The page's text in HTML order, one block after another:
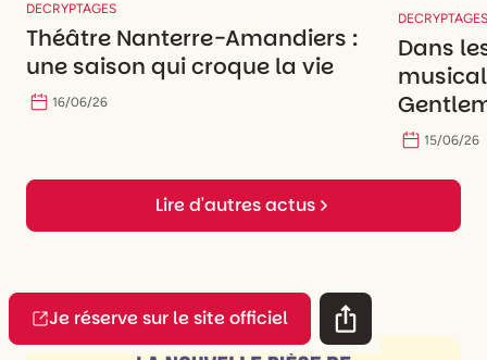
DECRYPTAGES
Théâtre Nanterre-Amandiers :
une saison qui croque la vie
16/06/26
Dans
15/06/26
Lire d'autres actus
Je réserve sur le site officiel